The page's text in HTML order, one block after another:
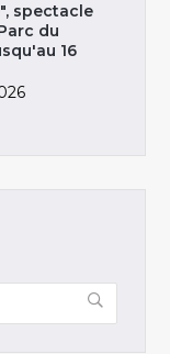
spectacle
du
16